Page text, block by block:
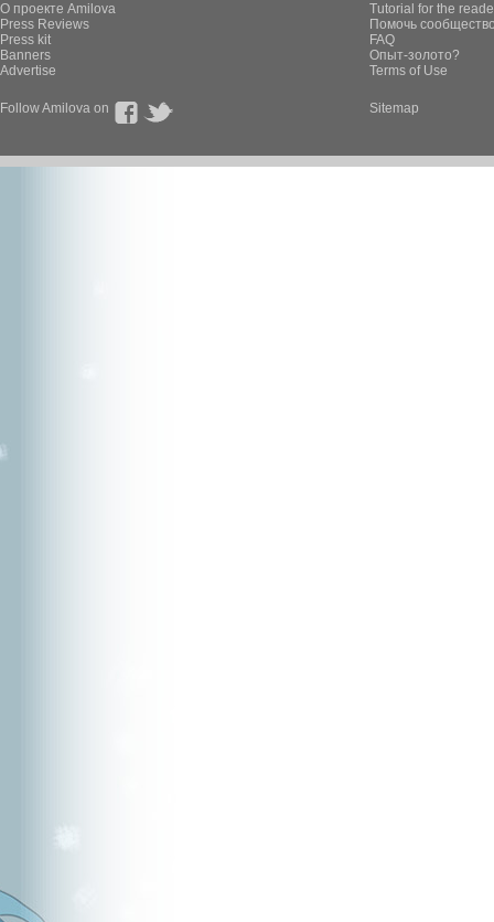
О проекте Amilova
Press Reviews
Press kit
Banners
Advertise
Tutorial for the
Помочь
FAQ
Опыт-золото?
Terms of Use
Follow Amilova on Sitemap